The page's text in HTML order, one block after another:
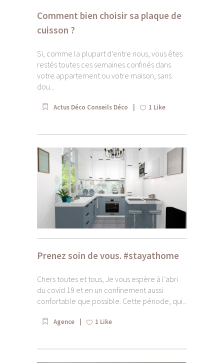
Comment bien choisir sa plaque de
cuisson ?
Si, comme la plupart d’entre nous, vous êtes
restés toutes ces semaines confinés dans
votre appartement ou votre maison, sans
dou...
Actus Déco Conseils Déco 1 Like
Prenez soin de vous. #stayathome
Chers toutes et tous, Je vous espère à l’abri
du covid 19 et en un confinement aussi
confortable que possible. Cette période, qui...
Agence 1 Like